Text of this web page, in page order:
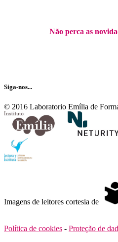
Não perca as
Siga-nos...
© 2016 Laboratorio Emília de
Imagens de leitores cortesia de
Política de cookies - Proteção de